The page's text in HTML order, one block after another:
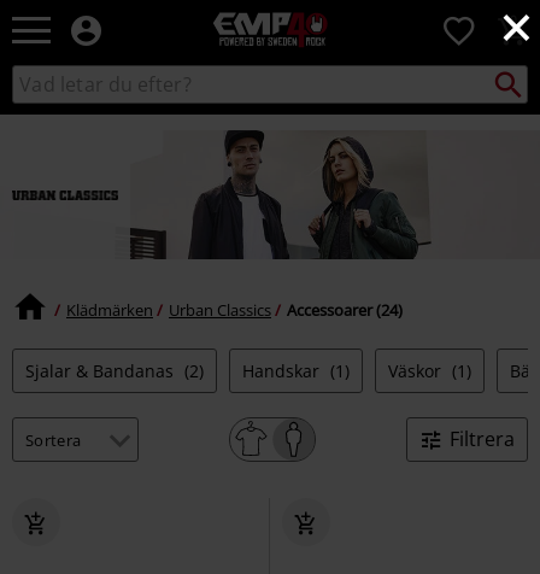
×
EMP
-
Musik,
TV
Spelmerch
-
Alternativt
Mode
0
Sök
i
Sök
Klädmärken Urban Classics Accessoarer (24)
Sjalar & Bandanas (2) Handskar (1) Väskor (1)
Filtrera